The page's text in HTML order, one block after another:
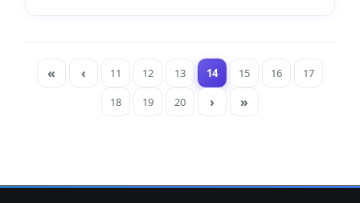
11 12 13 14 15 16
17
18
19 20